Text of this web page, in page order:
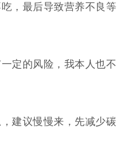
，最后导致营养不良等
定的风险，我本人也不
建议慢慢来，先减少碳